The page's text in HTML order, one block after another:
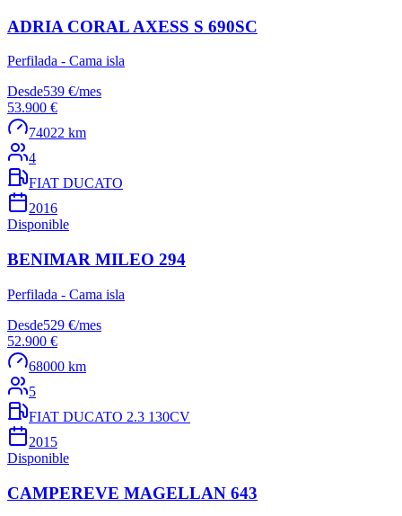
ADRIA CORAL AXESS S 690SC
Perfilada - Cama isla
Desde539 €/mes
53.900 €
74022 km
4
FIAT DUCATO
2016
Disponible
BENIMAR MILEO 294
Perfilada - Cama isla
Desde529 €/mes
52.900 €
68000 km
5
FIAT DUCATO 2.3 130CV
2015
Disponible
CAMPEREVE MAGELLAN 643